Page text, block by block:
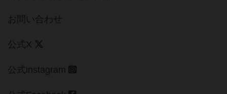
お問い合わせ
公式X
公式instagram